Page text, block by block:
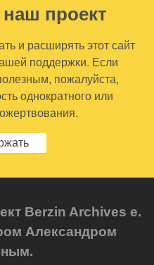
проект
и расширять этот сайт
поддержки. Если
пожалуйста,
однократного или
Berzin Archives e.
Александром